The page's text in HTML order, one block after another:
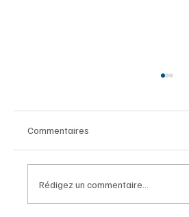
Commentaires
Rédigez un commentaire...